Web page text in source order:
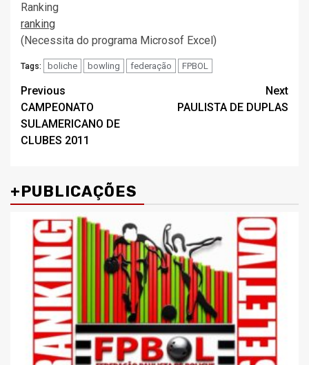
Ranking
ranking
(Necessita do programa Microsof Excel)
Tags: boliche bowling federação FPBOL
Post
navigation
Previous
CAMPEONATO
SULAMERICANO DE
CLUBES 2011
Next
PAULISTA DE DUPLAS
+PUBLICAÇÕES